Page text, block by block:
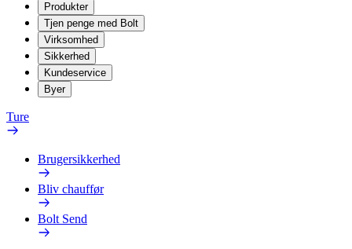
Produkter
Tjen penge med Bolt
Virksomhed
Sikkerhed
Kundeservice
Byer
Ture
Brugersikkerhed
Bliv chauffør
Bolt Send